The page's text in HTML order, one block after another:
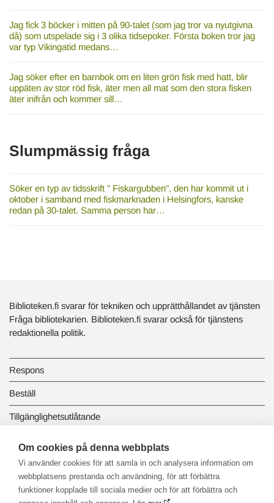
Jag fick 3 böcker i mitten på 90-talet (som jag tror va nyutgivna
då) som utspelade sig i 3 olika tidsepoker. Första boken tror jag
var typ Vikingatid medans…
Jag söker efter en barnbok om en liten grön fisk med hatt, blir
uppäten av stor röd fisk, äter men all mat som den stora fisken
äter inifrån och kommer sill…
Slumpmässig fråga
Söker en typ av tidsskrift " Fiskargubben", den har kommit ut i
oktober i samband med fiskmarknaden i Helsingfors, kanske
redan på 30-talet. Samma person har…
Biblioteken.fi svarar för tekniken och upprätthållandet av tjänsten
Fråga bibliotekarien. Biblioteken.fi svarar också för tjänstens
redaktionella politik.
Respons
Beställ
Tillgänglighetsutlåtande
Dataskydd och registerbeskrivningar
Länkbiblioteket
Om cookies på denna webbplats
Vi använder cookies för att samla in och analysera information om
webbplatsens prestanda och användning, för att förbättra
funktioner kopplade till sociala medier och för att förbättra och